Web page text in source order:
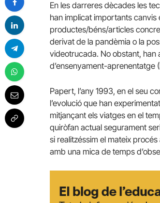
En les darreres dècades les
han implicat importants
productes/béns/articles
derivat de la pandèmia o la
videotrucada. No obstant, han
d’ensenyament-aprenentatge
Papert, l’any 1993, en el seu
l’evolució que han
mitjançant els viatges en el
quiròfan actual segurament
si realitzéssim el mateix
amb una mica de temps